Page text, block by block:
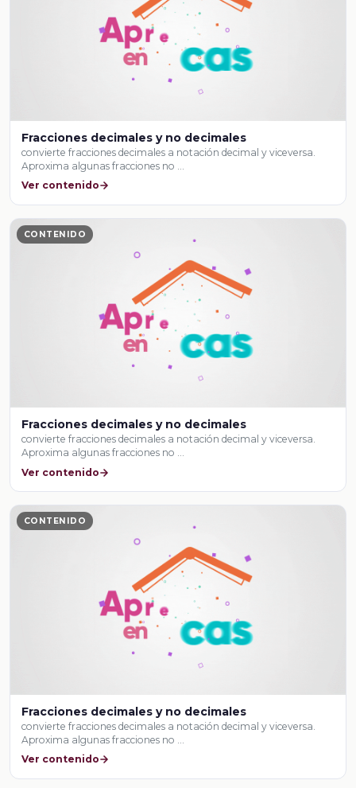
Fracciones decimales y no decimales
convierte fracciones decimales a notación decimal y viceversa.
Aproxima algunas fracciones no …
Ver contenido
CONTENIDO
Fracciones decimales y no decimales
convierte fracciones decimales a notación decimal y viceversa.
Aproxima algunas fracciones no …
Ver contenido
CONTENIDO
Fracciones decimales y no decimales
convierte fracciones decimales a notación decimal y viceversa.
Aproxima algunas fracciones no …
Ver contenido